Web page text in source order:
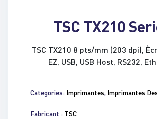
TSC TX210
TSC TX210 8 pts/mm (203 dpi),
EZ, USB, USB Host, RS232,
Categories: Imprimantes, Imprimantes
Fabricant : TSC